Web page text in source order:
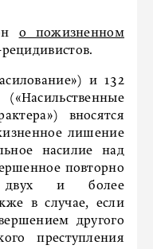
о пожизненном
и 132
вносятся
лишение
насилие над
повторно
и более
в случае, если
другого
преступления